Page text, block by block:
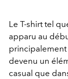
Le T-shirt tel
apparu au
principalement
devenu un
casual que